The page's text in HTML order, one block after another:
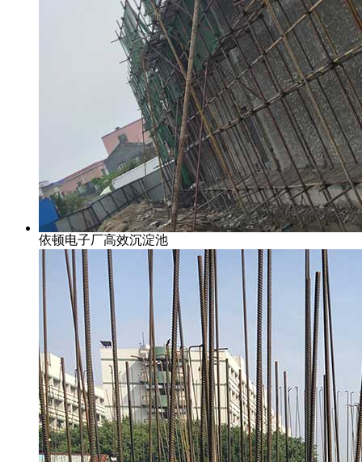
依顿电子厂高效沉淀池